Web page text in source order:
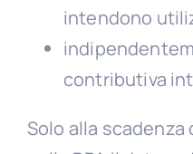
intendono
contributiva
Solo alla